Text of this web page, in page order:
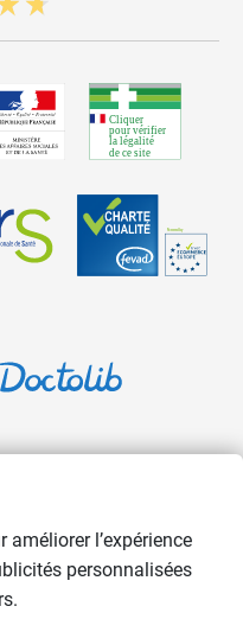
e-commerce et de la vente à
Trustmark.l’expérience
personnalisées